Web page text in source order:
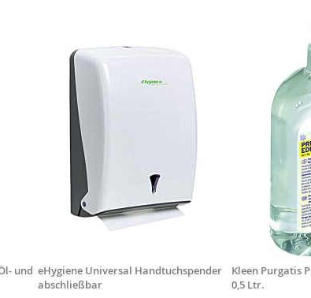
und eHygiene Universal Handtuchspender
abschließbar
Kleen Purgatis
0,5 Ltr.